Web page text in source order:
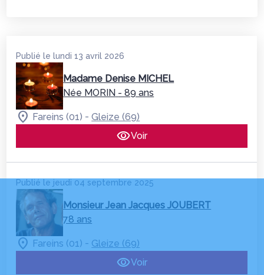
Publié le lundi 13 avril 2026
Madame Denise MICHEL
Née MORIN - 89 ans
Fareins (01) -Gleize (69)
Voir
Publié le jeudi 04 septembre 2025
Monsieur Jean Jacques JOUBERT
78 ans
Fareins (01) - Gleize (69)
Voir